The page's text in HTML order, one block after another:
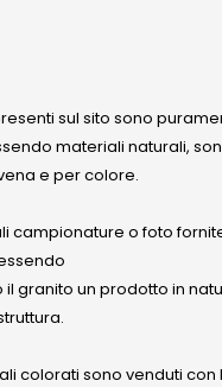
sul sito sono
materiali naturali,
e per colore.
campionature o foto
il granito un prodotto in
colorati sono venduti